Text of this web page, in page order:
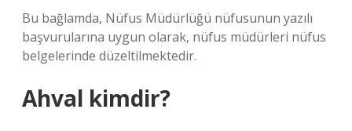
Bu bağlamda, Nüfus Müdürlüğü nüfusunun yazılı
başvurularına uygun olarak, nüfus müdürleri nüfus
belgelerinde düzeltilmektedir.
Ahval kimdir?